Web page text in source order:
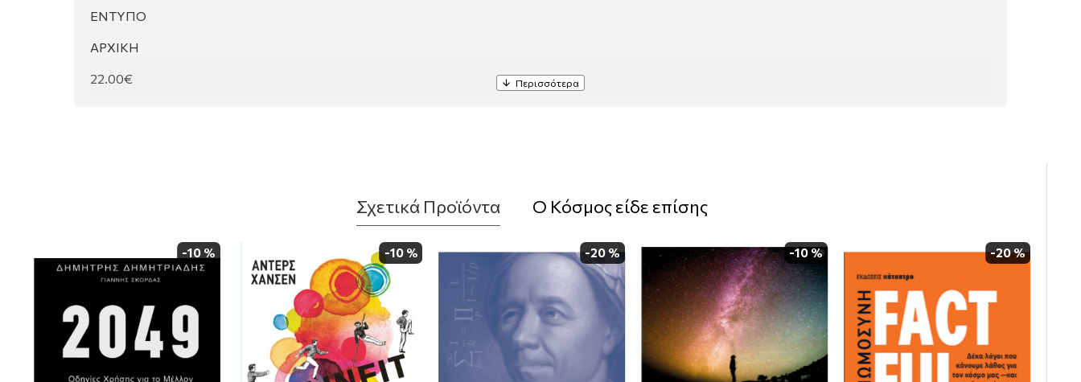
ΕΝΤΥΠΟ
ΑΡΧΙΚΗ
22.00€
Share
Περίτεχνο, ευφάνταστο και γεμάτο χιούμορ το ντεμπούτο της Isabel Greenberg είναι μια καλοδεχούμενη προσθήκη σε ένα είδος που ακμάζει. Ένα
πανέμορφα εικονογραφημένο βιβλίο με φανταστικούς θρύλους για την πρώιμη -και χαμένη- ιστορία της γης.
Σχετικά Προϊόντα Ο Κόσμος είδε επίσης
-10 % -10 % -20 % -10 % -20 %